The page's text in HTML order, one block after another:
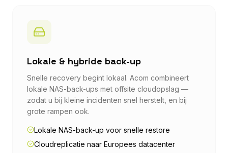
Lokale & hybride back-up
Snelle recovery begint lokaal. Acom combineert
lokale NAS-back-ups met offsite cloudopslag —
zodat u bij kleine incidenten snel herstelt, en bij
grote rampen ook.
Lokale NAS-back-up voor snelle restore
Cloudreplicatie naar Europees datacenter